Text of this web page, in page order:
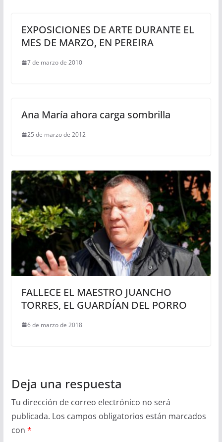
EXPOSICIONES DE ARTE DURANTE EL
MES DE MARZO, EN PEREIRA
7 de marzo de 2010
Ana María ahora carga sombrilla
25 de marzo de 2012
FALLECE EL MAESTRO JUANCHO
TORRES, EL GUARDÍAN DEL PORRO
6 de marzo de 2018
Deja una respuesta
Tu dirección de correo electrónico no será
publicada. Los campos obligatorios están marcados
con *